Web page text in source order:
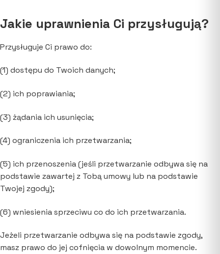
Jakie uprawnienia Ci przysługują?
Przysługuje Ci prawo do:
(1) dostępu do Twoich danych;
(2) ich poprawiania;
(3) żądania ich usunięcia;
(4) ograniczenia ich przetwarzania;
(5) ich przenoszenia (jeśli przetwarzanie odbywa się na
podstawie zawartej z Tobą umowy lub na podstawie
Twojej zgody);
(6) wniesienia sprzeciwu co do ich przetwarzania.
Jeżeli przetwarzanie odbywa się na podstawie zgody,
masz prawo do jej cofnięcia w dowolnym momencie.